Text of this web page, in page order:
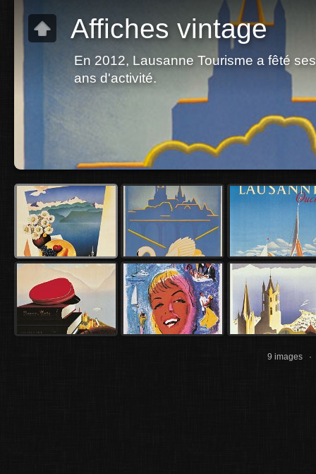
Affiches vintage
En 2012, Lausanne Tourisme a fêté
ans d'activité.
9 images